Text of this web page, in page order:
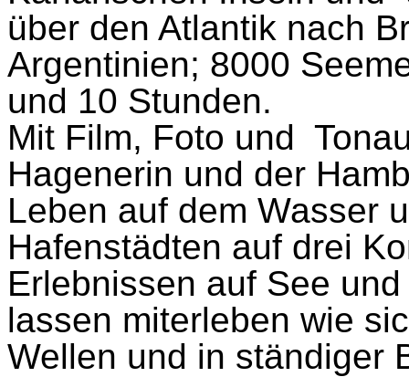
über den Atlantik nach
Argentinien; 8000
und 10 Stunden.
Mit Film, Foto und
Hagenerin und der
Leben auf dem Wasser
Hafenstädten auf drei
Erlebnissen auf See
lassen miterleben wie
Wellen und in ständiger